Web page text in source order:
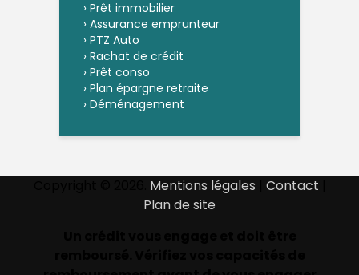
› Prêt immobilier
› Assurance emprunteur
› PTZ Auto
› Rachat de crédit
› Prêt conso
› Plan épargne retraite
› Déménagement
Mentions légales Contact
Plan de site